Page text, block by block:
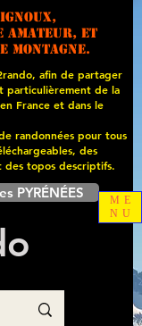
amateur, et
montagne.
afin de partager
particulièrement de la
France et dans le
randonnées pour tous
des
des topos descriptifs.
PYRÉNÉES
ME
NU